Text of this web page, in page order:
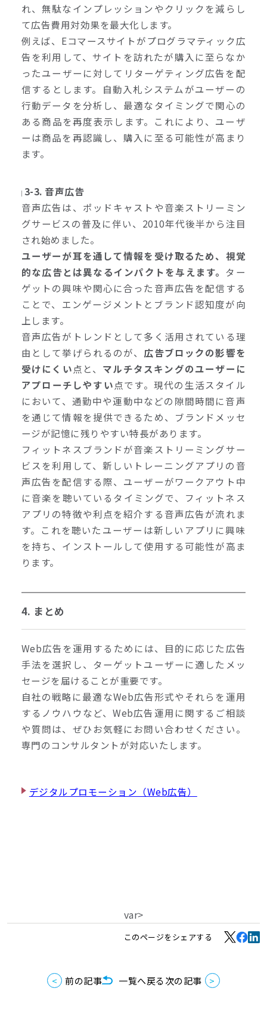
れ、無駄なインプレッションやクリックを減らし
て広告費用対効果を最大化します。
例えば、Eコマースサイトがプログラマティック広
告を利用して、サイトを訪れたが購入に至らなか
ったユーザーに対してリターゲティング広告を配
信するとします。自動入札システムがユーザーの
行動データを分析し、最適なタイミングで関心の
ある商品を再度表示します。これにより、ユーザ
ーは商品を再認識し、購入に至る可能性が高まり
ます。
3-3. 音声広告
音声広告は、ポッドキャストや音楽ストリーミン
グサービスの普及に伴い、2010年代後半から注目
され始めました。
ユーザーが耳を通して情報を受け取るため、視覚
的な広告とは異なるインパクトを与えます。 ター
ゲットの興味や関心に合った音声広告を配信する
ことで、エンゲージメントとブランド認知度が向
上します。
音声広告がトレンドとして多く活用されている理
由として挙げられるのが、 広告ブロックの影響を
受けにくい点と、 マルチタスキングのユーザーに
アプローチしやすい点です。現代の生活スタイル
において、通勤中や運動中などの隙間時間に音声
を通じて情報を提供できるため、ブランドメッセ
ージが記憶に残りやすい特長があります。
フィットネスブランドが音楽ストリーミングサー
ビスを利用して、新しいトレーニングアプリの音
声広告を配信する際、ユーザーがワークアウト中
に音楽を聴いているタイミングで、フィットネス
アプリの特徴や利点を紹介する音声広告が流れま
す。これを聴いたユーザーは新しいアプリに興味
を持ち、インストールして使用する可能性が高ま
ります。
4. まとめ
Web広告を運用するためには、目的に応じた広告
手法を選択し、ターゲットユーザーに適したメッ
セージを届けることが重要です。
自社の戦略に最適なWeb広告形式やそれらを運用
するノウハウなど、Web広告運用に関するご相談
や質問は、ぜひお気軽にお問い合わせください。
専門のコンサルタントが対応いたします。
デジタルプロモーション（Web広告）
var>
このページをシェアする
前の記事 一覧へ戻る次の記事